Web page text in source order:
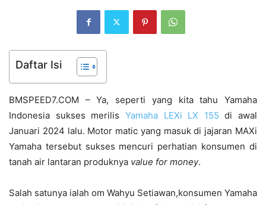
Daftar Isi
BMSPEED7.COM – Ya, seperti yang kita tahu Yamaha
Indonesia sukses merilis Yamaha LEXi LX 155 di awal
Januari 2024 lalu. Motor matic yang masuk di jajaran MAXi
Yamaha tersebut sukses mencuri perhatian konsumen di
tanah air lantaran produknya value for money.
Salah satunya ialah om Wahyu Setiawan,konsumen Yamaha